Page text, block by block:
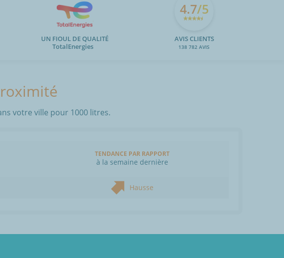
UN FIOUL DE QUALITÉ
TotalEnergies
4.7/5
AVIS CLIENTS
138 782 AVIS
votre ville pour 1000 litres.
TENDANCE PAR RAPPORT
à la semaine dernière
Hausse